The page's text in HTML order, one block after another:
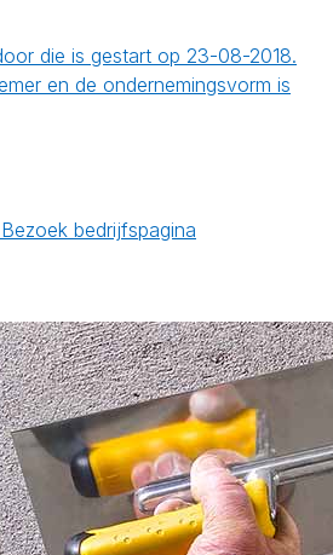
die is gestart op 23-08-2018.
en de ondernemingsvorm is
Bezoek bedrijfspagina